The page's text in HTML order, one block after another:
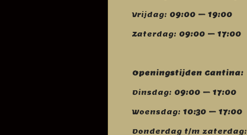
Vrijdag: 09:00 – 19:00
Zaterdag: 09:00 – 17:00
Openingstijden Cantina:
Dinsdag: 09:00 – 17:00
Woensdag: 10:30 – 17:00
Donderdag t/m zaterdag: